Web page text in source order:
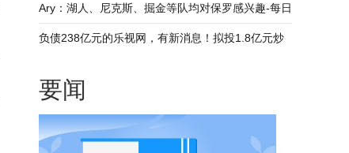
吨
Ary：湖人、尼克斯、掘金等队均对保罗感兴趣-每日
消息
负债238亿元的乐视网，有新消息！拟投1.8亿元炒
系
要闻